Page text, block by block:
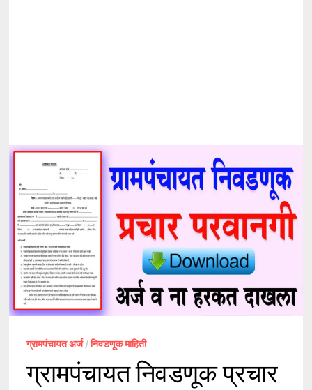
ग्रामपंचायत अर्ज/निवडणूक माहिती
ग्रामपंचायत निवडणूक प्रचार